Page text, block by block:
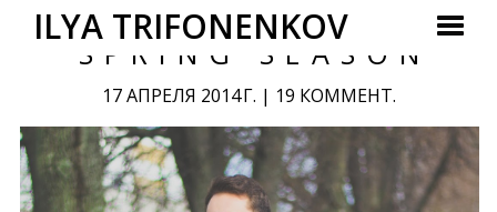
SPRING SEASON
17 АПРЕЛЯ 2014 Г. | 19 КОММЕНТ.
ILYA TRIFONENKOV